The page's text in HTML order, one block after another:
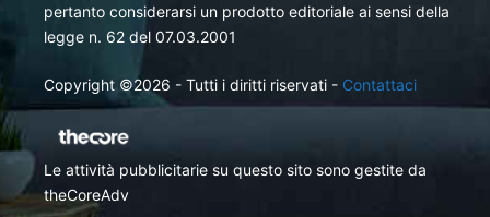
pertanto considerarsi un prodotto editoriale ai sensi della
legge n. 62 del 07.03.2001
Copyright ©2026 - Tutti i diritti riservati - Contattaci
Le attività pubblicitarie su questo sito sono gestite da
theCoreAdv